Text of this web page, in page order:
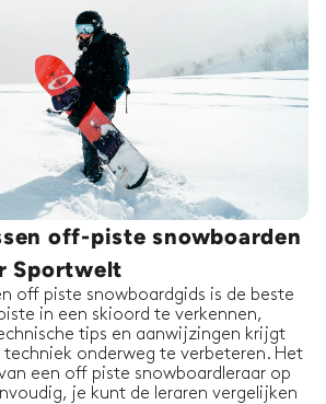
off-piste snowboarden
Sportwelt
off piste snowboardgids is de beste
in een skioord te verkennen,
tips en aanwijzingen krijgt
onderweg te verbeteren. Het
een off piste snowboardleraar op
je kunt de leraren vergelijken